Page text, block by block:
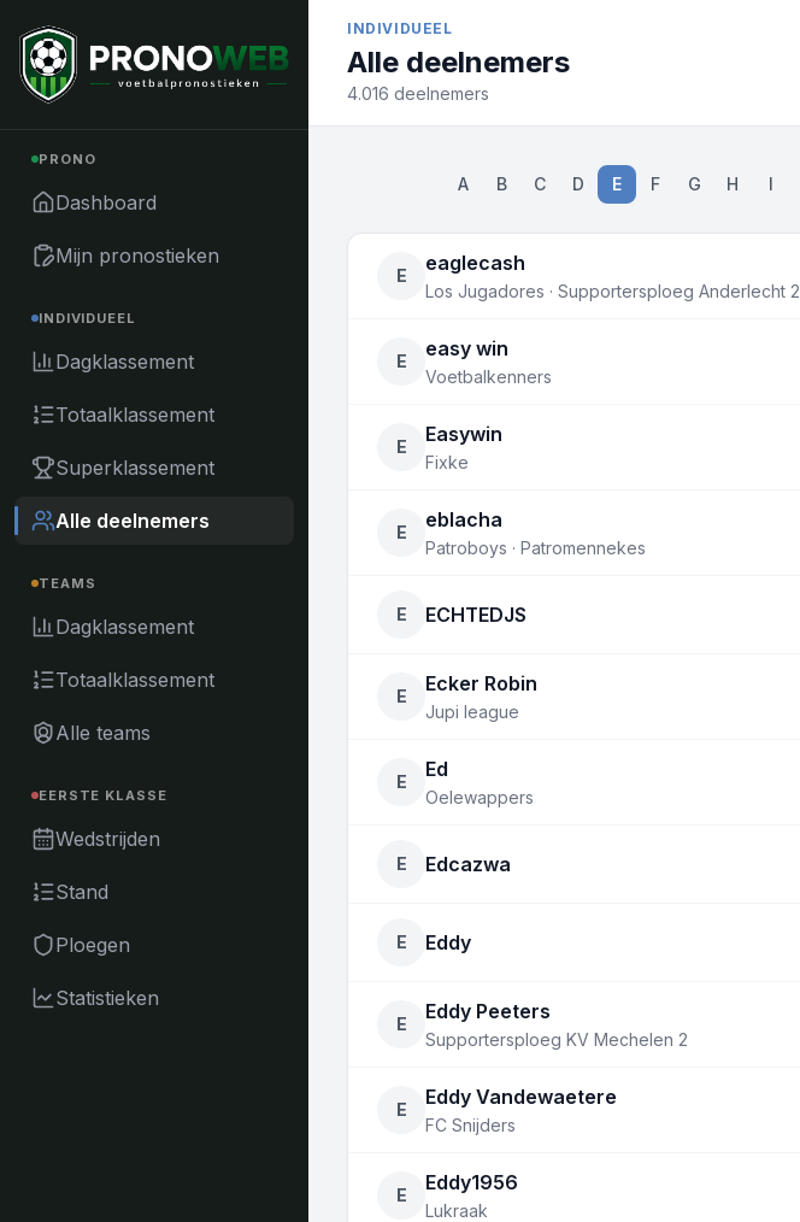
PRONO
Dashboard
Mijn pronostieken
INDIVIDUEEL
Dagklassement
Totaalklassement
Superklassement
Alle deelnemers
TEAMS
Dagklassement
Totaalklassement
Alle teams
EERSTE KLASSE
Wedstrijden
Stand
Ploegen
Statistieken
INDIVIDUEEL
Alle deelnemers
4.016 deelnemers
A B C D E F G H I
E
eaglecash
Los Jugadores · Supportersploeg Anderlecht 2
E
easy win
Voetbalkenners
E
Easywin
Fixke
E
eblacha
Patroboys · Patromennekes
E ECHTEDJS
E
Ecker Robin
Jupi league
E
Ed
Oelewappers
E Edcazwa
E Eddy
E
Eddy Peeters
Supportersploeg KV Mechelen 2
E
Eddy Vandewaetere
FC Snijders
E
Eddy1956
Lukraak